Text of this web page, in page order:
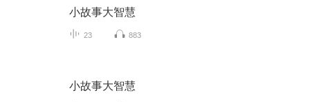
小故事大智慧
23 883
小故事大智慧